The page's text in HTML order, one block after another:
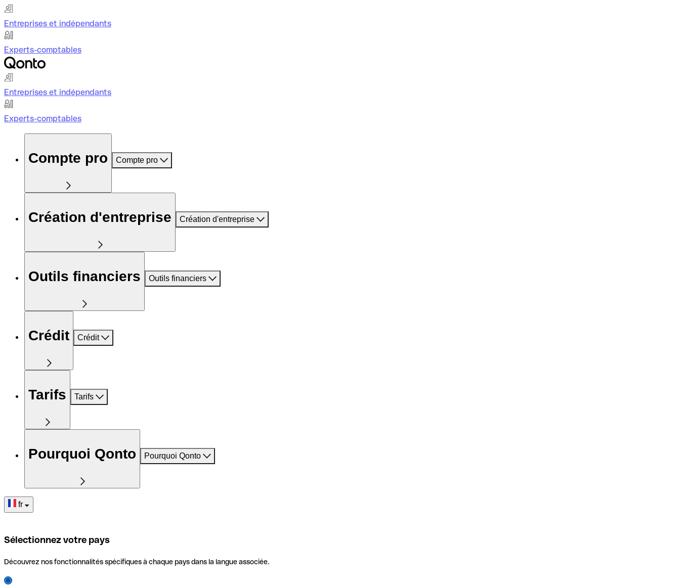
Entreprises et indépendants
Experts-comptables
Entreprises et indépendants
Experts-comptables
Compte pro Compte pro
Création d'entreprise Création d'entreprise
Outils financiers Outils financiers
Crédit Crédit
Tarifs Tarifs
Pourquoi Qonto Pourquoi Qonto
fr
Sélectionnez votre pays
Découvrez nos fonctionnalités spécifiques à chaque pays dans la langue associée.